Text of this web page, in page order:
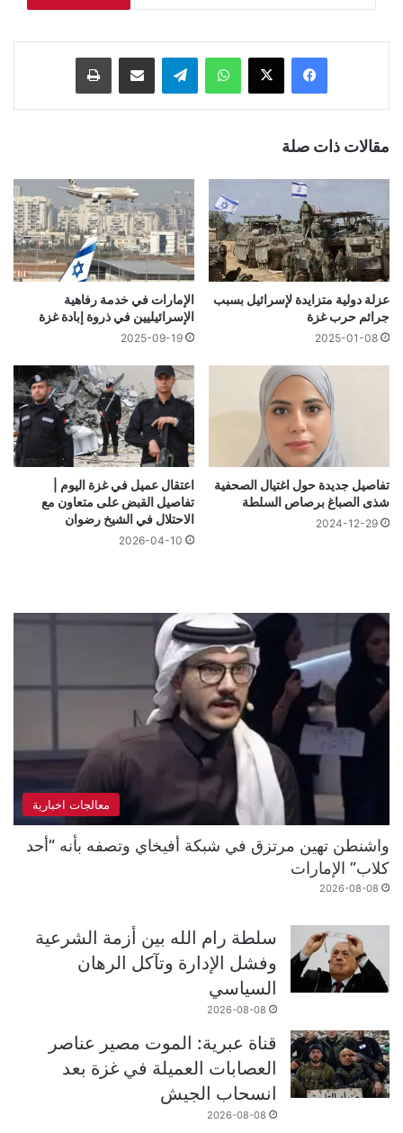
فيسبوك ‫X واتساب تيلقرام مشاركة عبر البريد طباعة
مقالات ذات صلة
عزلة دولية متزايدة لإسرائيل بسبب
جرائم حرب غزة
2025-01-08
الإمارات في خدمة رفاهية
الإسرائيليين في ذروة إبادة غزة
2025-09-19
تفاصيل جديدة حول اغتيال الصحفية
شذى الصباغ برصاص السلطة
2024-12-29
اعتقال عميل في غزة اليوم |
تفاصيل القبض على متعاون مع
الاحتلال في الشيخ رضوان
2026-04-10
معالجات اخبارية
واشنطن تهين مرتزق في شبكة أفيخاي وتصفه بأنه “أحد
كلاب” الإمارات
2026-08-08
سلطة رام الله بين أزمة الشرعية
وفشل الإدارة وتآكل الرهان
السياسي
2026-08-08
قناة عبرية: الموت مصير عناصر
العصابات العميلة في غزة بعد
انسحاب الجيش
2026-08-08